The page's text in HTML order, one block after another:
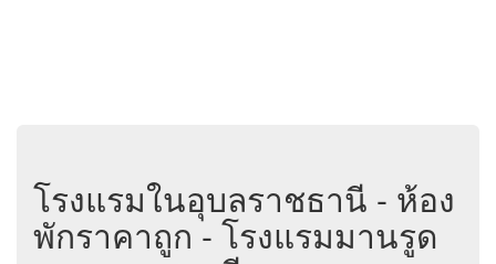
โรงแรมในอุบลราชธานี - ห้อง
พักราคาถูก - โรงแรมมานรูด